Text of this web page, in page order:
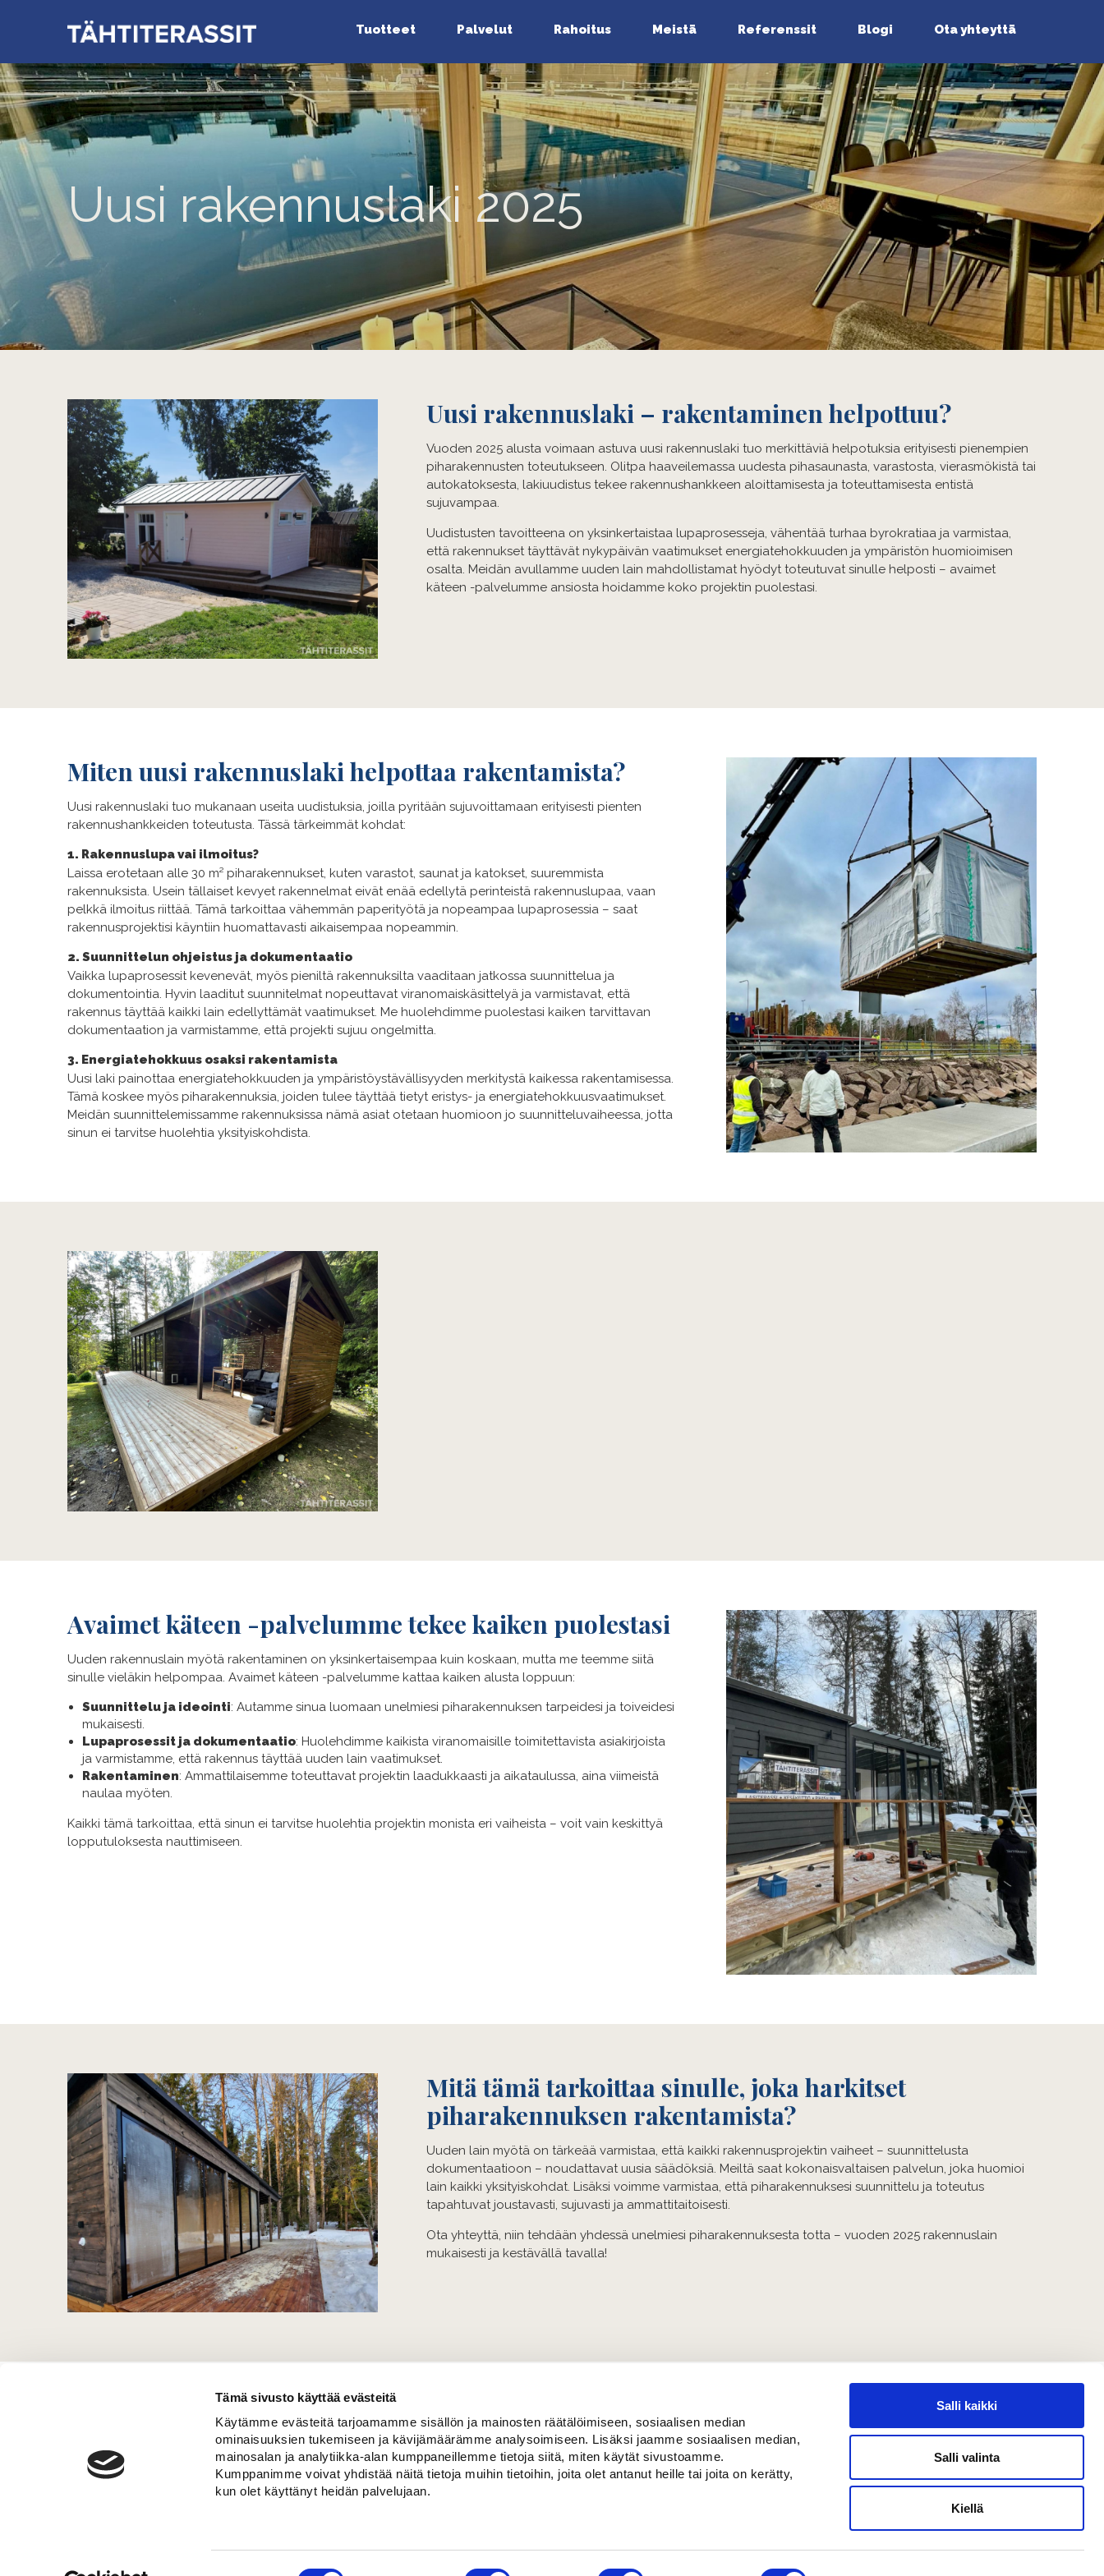
Tämä sivusto käyttää evästeitä
Käytämme evästeitä tarjoamamme sisällön ja mainosten räätälöimiseen, sosiaalisen median
ominaisuuksien tukemiseen ja kävijämäärämme analysoimiseen. Lisäksi jaamme sosiaalisen median,
mainosalan ja analytiikka-alan kumppaneillemme tietoja siitä, miten käytät sivustoamme.
Kumppanimme voivat yhdistää näitä tietoja muihin tietoihin, joita olet antanut heille tai joita on kerätty,
kun olet käyttänyt heidän palvelujaan.
Salli kaikki
Salli valinta
Kiellä
Tuotteet Palvelut Rahoitus Meistä Referenssit Blogi Ota yhteyttä
Uusi rakennuslaki 2025
Uusi rakennuslaki – rakentaminen helpottuu?
Vuoden 2025 alusta voimaan astuva uusi rakennuslaki tuo merkittäviä helpotuksia erityisesti pienempien
piharakennusten toteutukseen. Olitpa haaveilemassa uudesta pihasaunasta, varastosta, vierasmökistä tai
autokatoksesta, lakiuudistus tekee rakennushankkeen aloittamisesta ja toteuttamisesta entistä
sujuvampaa.
Uudistusten tavoitteena on yksinkertaistaa lupaprosesseja, vähentää turhaa byrokratiaa ja varmistaa,
että rakennukset täyttävät nykypäivän vaatimukset energiatehokkuuden ja ympäristön huomioimisen
osalta. Meidän avullamme uuden lain mahdollistamat hyödyt toteutuvat sinulle helposti – avaimet
käteen -palvelumme ansiosta hoidamme koko projektin puolestasi.
Miten uusi rakennuslaki helpottaa rakentamista?
Uusi rakennuslaki tuo mukanaan useita uudistuksia, joilla pyritään sujuvoittamaan erityisesti pienten
rakennushankkeiden toteutusta. Tässä tärkeimmät kohdat:
1. Rakennuslupa vai ilmoitus?
Laissa erotetaan alle 30 m² piharakennukset, kuten varastot, saunat ja katokset, suuremmista
rakennuksista. Usein tällaiset kevyet rakennelmat eivät enää edellytä perinteistä rakennuslupaa, vaan
pelkkä ilmoitus riittää. Tämä tarkoittaa vähemmän paperityötä ja nopeampaa lupaprosessia – saat
rakennusprojektisi käyntiin huomattavasti aikaisempaa nopeammin.
2. Suunnittelun ohjeistus ja dokumentaatio
Vaikka lupaprosessit kevenevät, myös pieniltä rakennuksilta vaaditaan jatkossa suunnittelua ja
dokumentointia. Hyvin laaditut suunnitelmat nopeuttavat viranomaiskäsittelyä ja varmistavat, että
rakennus täyttää kaikki lain edellyttämät vaatimukset. Me huolehdimme puolestasi kaiken tarvittavan
dokumentaation ja varmistamme, että projekti sujuu ongelmitta.
3. Energiatehokkuus osaksi rakentamista
Uusi laki painottaa energiatehokkuuden ja ympäristöystävällisyyden merkitystä kaikessa rakentamisessa.
Tämä koskee myös piharakennuksia, joiden tulee täyttää tietyt eristys- ja energiatehokkuusvaatimukset.
Meidän suunnittelemissamme rakennuksissa nämä asiat otetaan huomioon jo suunnitteluvaiheessa, jotta
sinun ei tarvitse huolehtia yksityiskohdista.
Avaimet käteen -palvelumme tekee kaiken puolestasi
Uuden rakennuslain myötä rakentaminen on yksinkertaisempaa kuin koskaan, mutta me teemme siitä
sinulle vieläkin helpompaa. Avaimet käteen -palvelumme kattaa kaiken alusta loppuun:
Suunnittelu ja ideointi: Autamme sinua luomaan unelmiesi piharakennuksen tarpeidesi ja toiveidesi
mukaisesti.
Lupaprosessit ja dokumentaatio: Huolehdimme kaikista viranomaisille toimitettavista asiakirjoista
ja varmistamme, että rakennus täyttää uuden lain vaatimukset.
Rakentaminen: Ammattilaisemme toteuttavat projektin laadukkaasti ja aikataulussa, aina viimeistä
naulaa myöten.
Kaikki tämä tarkoittaa, että sinun ei tarvitse huolehtia projektin monista eri vaiheista – voit vain keskittyä
lopputuloksesta nauttimiseen.
Mitä tämä tarkoittaa sinulle, joka harkitset
piharakennuksen rakentamista?
Uuden lain myötä on tärkeää varmistaa, että kaikki rakennusprojektin vaiheet – suunnittelusta
dokumentaatioon – noudattavat uusia säädöksiä. Meiltä saat kokonaisvaltaisen palvelun, joka huomioi
lain kaikki yksityiskohdat. Lisäksi voimme varmistaa, että piharakennuksesi suunnittelu ja toteutus
tapahtuvat joustavasti, sujuvasti ja ammattitaitoisesti.
Ota yhteyttä, niin tehdään yhdessä unelmiesi piharakennuksesta totta – vuoden 2025 rakennuslain
mukaisesti ja kestävällä tavalla!
Veka Ruotsalainen